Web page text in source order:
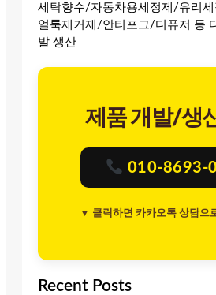
세탁향수/자동차용세정제/유리세
얼룩제거제/안티포그/디퓨저 등
발 생산
제품 개발/생
010-8693-
▼ 클릭하면 카카오톡 상담으
Recent Posts